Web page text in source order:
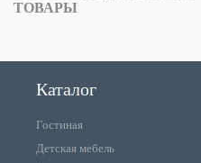
ТОВАРЫ
Каталог
Гостиная
Детская мебель